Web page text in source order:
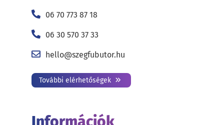
06 70 773 87 18
06 30 570 37 33
hello@szegfubutor.hu
További elérhetőségek